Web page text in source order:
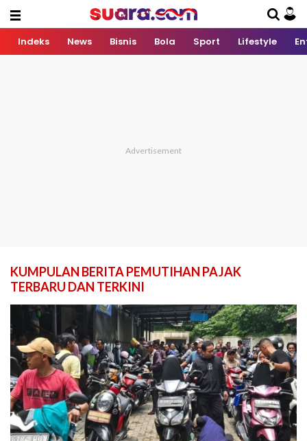
Indeks News Bisnis Bola Sport Lifestyle
KUMPULAN BERITA PEMUTIHAN PAJAK
TERBARU DAN TERKINI